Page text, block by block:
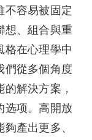
不容易被固定
想、組合與重
格在心理學中
們從多個角度
解決方案，
选项。高開放
產出更多、